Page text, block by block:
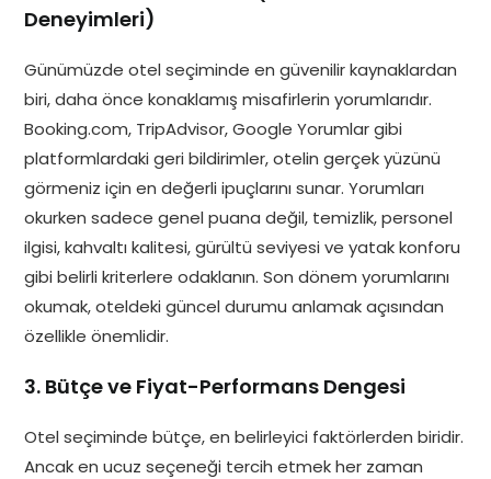
Deneyimleri)
Günümüzde otel seçiminde en güvenilir kaynaklardan
biri, daha önce konaklamış misafirlerin yorumlarıdır.
Booking.com, TripAdvisor, Google Yorumlar gibi
platformlardaki geri bildirimler, otelin gerçek yüzünü
görmeniz için en değerli ipuçlarını sunar. Yorumları
okurken sadece genel puana değil, temizlik, personel
ilgisi, kahvaltı kalitesi, gürültü seviyesi ve yatak konforu
gibi belirli kriterlere odaklanın. Son dönem yorumlarını
okumak, oteldeki güncel durumu anlamak açısından
özellikle önemlidir.
3. Bütçe ve Fiyat-Performans Dengesi
Otel seçiminde bütçe, en belirleyici faktörlerden biridir.
Ancak en ucuz seçeneği tercih etmek her zaman